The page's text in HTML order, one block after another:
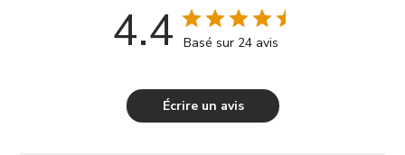
4.4 Basé sur 24 avis
Écrire un avis